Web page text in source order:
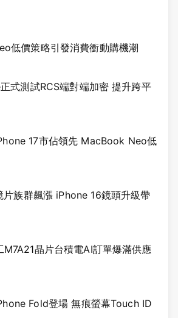
低價策略引發消費衝動購機潮
式測試RCS端對端加密 提升跨平
17市佔領先 MacBook Neo低
片族群飆漲 iPhone 16鏡頭升級帶
晶片台積電AI訂單爆滿供應
Fold登場 無痕螢幕Touch ID